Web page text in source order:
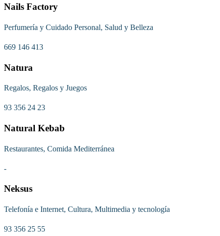
Nails Factory
Perfumería y Cuidado Personal, Salud y Belleza
669 146 413
Natura
Regalos, Regalos y Juegos
93 356 24 23
Natural Kebab
Restaurantes, Comida Mediterránea
-
Neksus
Telefonía e Internet, Cultura, Multimedia y tecnología
93 356 25 55